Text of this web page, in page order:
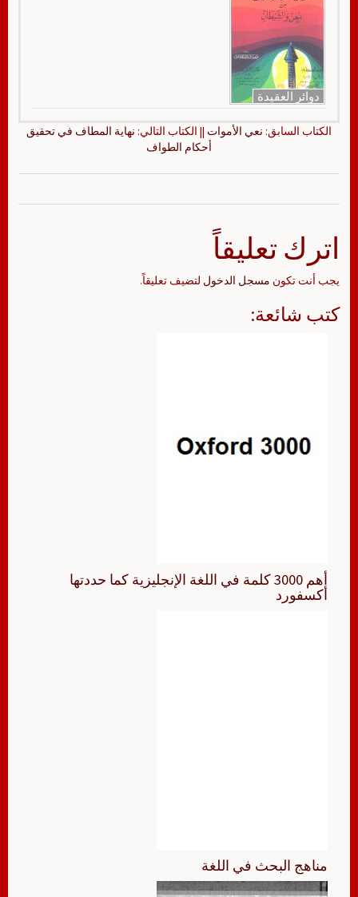
دوائر العقيدة
الكتاب السابق: نعي الأموات || الكتاب التالي: نهاية المطاف في تحقيق
أحكام الطواف
اترك تعليقاً
يجب أنت تكون مسجل الدخول لتضيف تعليقاً.
كتب شائعة:
أهم 3000 كلمة في اللغة الإنجليزية كما حددتها
أكسفورد
مناهج البحث في اللغة